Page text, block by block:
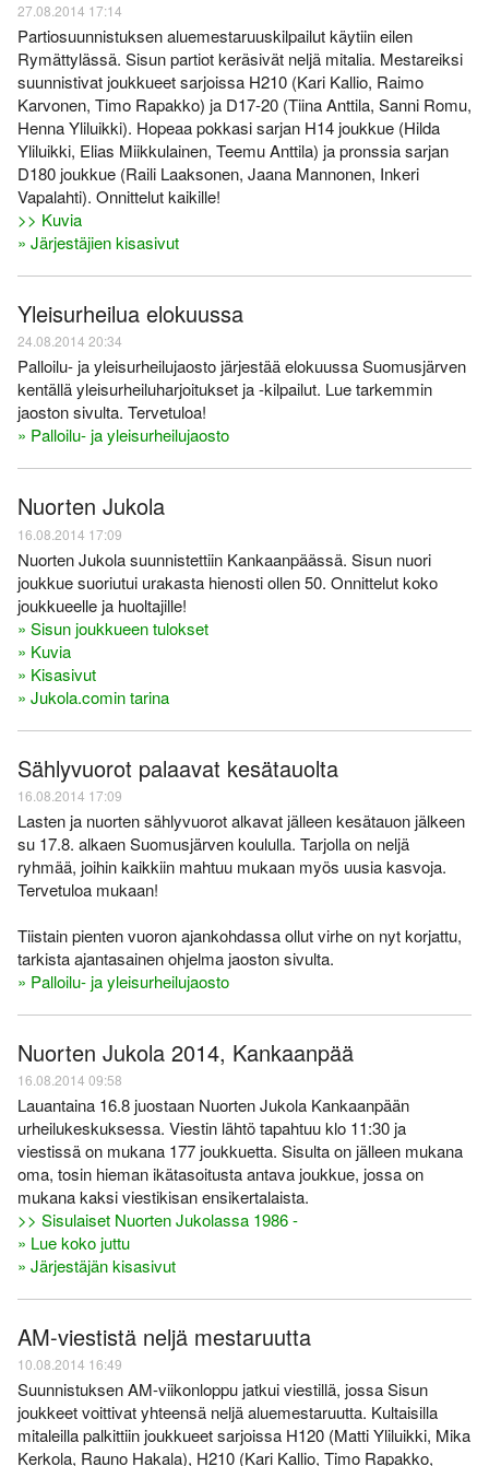
27.08.2014 17:14
Partiosuunnistuksen aluemestaruuskilpailut käytiin eilen
Rymättylässä. Sisun partiot keräsivät neljä mitalia. Mestareiksi
suunnistivat joukkueet sarjoissa H210 (Kari Kallio, Raimo
Karvonen, Timo Rapakko) ja D17-20 (Tiina Anttila, Sanni Romu,
Henna Yliluikki). Hopeaa pokkasi sarjan H14 joukkue (Hilda
Yliluikki, Elias Miikkulainen, Teemu Anttila) ja pronssia sarjan
D180 joukkue (Raili Laaksonen, Jaana Mannonen, Inkeri
Vapalahti). Onnittelut kaikille!
>> Kuvia
» Järjestäjien kisasivut
Yleisurheilua elokuussa
24.08.2014 20:34
Palloilu- ja yleisurheilujaosto järjestää elokuussa Suomusjärven
kentällä yleisurheiluharjoitukset ja -kilpailut. Lue tarkemmin
jaoston sivulta. Tervetuloa!
» Palloilu- ja yleisurheilujaosto
Nuorten Jukola
16.08.2014 17:09
Nuorten Jukola suunnistettiin Kankaanpäässä. Sisun nuori
joukkue suoriutui urakasta hienosti ollen 50. Onnittelut koko
joukkueelle ja huoltajille!
» Sisun joukkueen tulokset
» Kuvia
» Kisasivut
» Jukola.comin tarina
Sählyvuorot palaavat kesätauolta
16.08.2014 17:09
Lasten ja nuorten sählyvuorot alkavat jälleen kesätauon jälkeen
su 17.8. alkaen Suomusjärven koululla. Tarjolla on neljä
ryhmää, joihin kaikkiin mahtuu mukaan myös uusia kasvoja.
Tervetuloa mukaan!
Tiistain pienten vuoron ajankohdassa ollut virhe on nyt korjattu,
tarkista ajantasainen ohjelma jaoston sivulta.
» Palloilu- ja yleisurheilujaosto
Nuorten Jukola 2014, Kankaanpää
16.08.2014 09:58
Lauantaina 16.8 juostaan Nuorten Jukola Kankaanpään
urheilukeskuksessa. Viestin lähtö tapahtuu klo 11:30 ja
viestissä on mukana 177 joukkuetta. Sisulta on jälleen mukana
oma, tosin hieman ikätasoitusta antava joukkue, jossa on
mukana kaksi viestikisan ensikertalaista.
>> Sisulaiset Nuorten Jukolassa 1986 -
» Lue koko juttu
» Järjestäjän kisasivut
AM-viestistä neljä mestaruutta
10.08.2014 16:49
Suunnistuksen AM-viikonloppu jatkui viestillä, jossa Sisun
joukkeet voittivat yhteensä neljä aluemestaruutta. Kultaisilla
mitaleilla palkittiin joukkueet sarjoissa H120 (Matti Yliluikki, Mika
Kerkola, Rauno Hakala), H210 (Kari Kallio, Timo Rapakko,